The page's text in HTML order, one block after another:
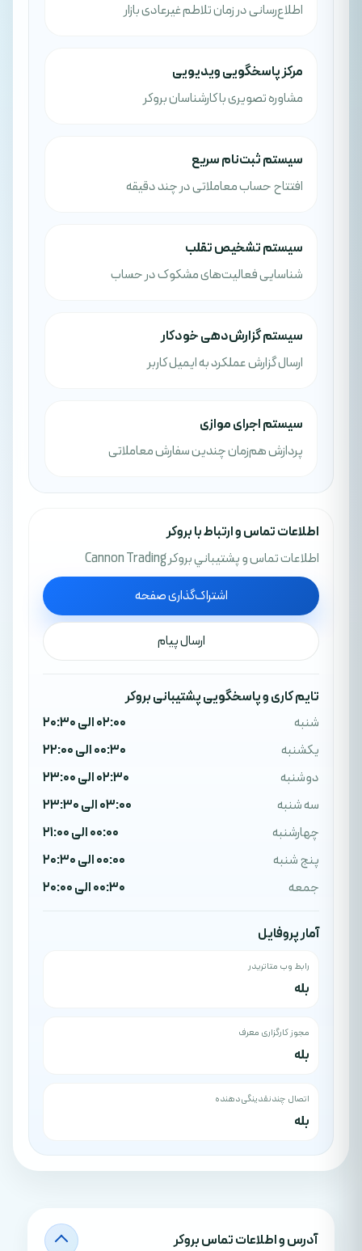
اطلاع‌رسانی در زمان تلاطم غیرعادی بازار
مرکز پاسخگویی ویدیویی
مشاوره تصویری با کارشناسان بروکر
سیستم ثبت‌نام سریع
افتتاح حساب معاملاتی در چند دقیقه
سیستم تشخیص تقلب
شناسایی فعالیت‌های مشکوک در حساب
سیستم گزارش‌دهی خودکار
ارسال گزارش عملکرد به ایمیل کاربر
سیستم اجرای موازی
پردازش هم‌زمان چندین سفارش معاملاتی
اطلاعات تماس و ارتباط با بروکر
اطلاعات تماس و پشتيباني بروکر Cannon Trading
اشتراک‌گذاری صفحه
ارسال پیام
تایم کاری و پاسخگویی پشتیبانی بروکر
شنبه
02:00 الی 20:30
یکشنبه
00:30 الی 22:00
دوشنبه
02:30 الی 23:00
سه شنبه
03:00 الی 23:30
چهارشنبه
00:00 الی 21:00
پنج شنبه
00:00 الی 20:30
جمعه
00:30 الی 20:00
آمار پروفایل
رابط وب متاتریدر
بله
مجوز کارگزاری معرف
بله
اتصال چندنقدینگی‌دهنده
بله
آدرس‌ و اطلاعات تماس بروکر